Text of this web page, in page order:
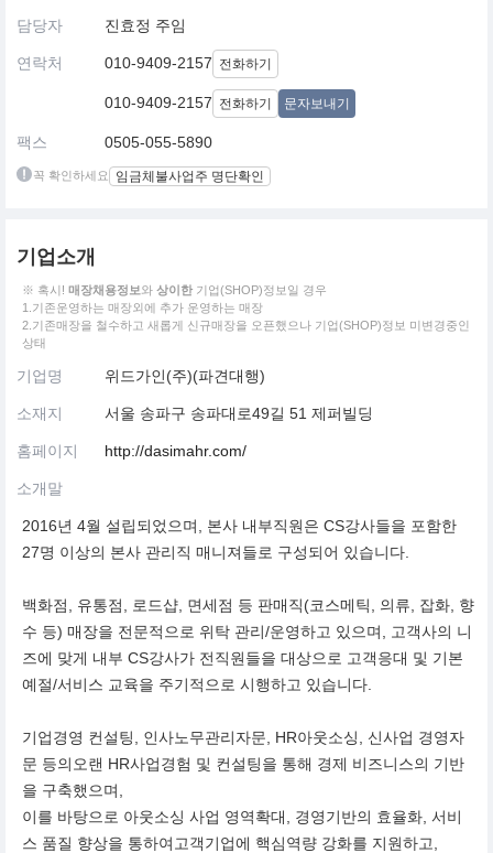
담당자 진효정 주임
연락처 010-9409-2157 전화하기
010-9409-2157 전화하기 문자보내기
팩스 0505-055-5890
꼭 확인하세요 임금체불사업주 명단확인
기업소개
※ 혹시! 매장채용정보와 상이한 기업(SHOP)정보일 경우
1.기존운영하는 매장외에 추가 운영하는 매장
2.기존매장을 철수하고 새롭게 신규매장을 오픈했으나 기업(SHOP)정보 미변경중인
상태
기업명 위드가인(주)(파견대행)
소재지 서울 송파구 송파대로49길 51 제퍼빌딩
홈페이지 http://dasimahr.com/
소개말
2016년 4월 설립되었으며, 본사 내부직원은 CS강사들을 포함한
27명 이상의 본사 관리직 매니져들로 구성되어 있습니다.
백화점, 유통점, 로드샵, 면세점 등 판매직(코스메틱, 의류, 잡화, 향
수 등) 매장을 전문적으로 위탁 관리/운영하고 있으며, 고객사의 니
즈에 맞게 내부 CS강사가 전직원들을 대상으로 고객응대 및 기본
예절/서비스 교육을 주기적으로 시행하고 있습니다.
기업경영 컨설팅, 인사노무관리자문, HR아웃소싱, 신사업 경영자
문 등의오랜 HR사업경험 및 컨설팅을 통해 경제 비즈니스의 기반
을 구축했으며,
이를 바탕으로 아웃소싱 사업 영역확대, 경영기반의 효율화, 서비
스 품질 향상을 통하여고객기업에 핵심역량 강화를 지원하고,